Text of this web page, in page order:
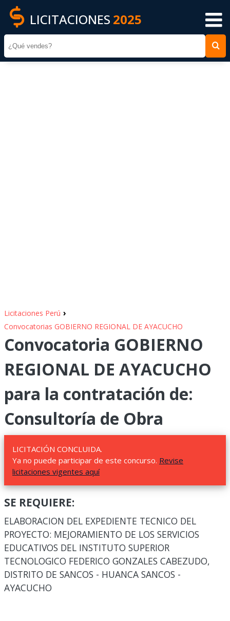
LICITACIONES 2025
Licitaciones Perú ›
Convocatorias GOBIERNO REGIONAL DE AYACUCHO
Convocatoria GOBIERNO
REGIONAL DE AYACUCHO
para la contratación de:
Consultoría de Obra
LICITACIÓN CONCLUIDA.
Ya no puede participar de este concurso. Revise
licitaciones vigentes aquí
SE REQUIERE:
ELABORACION DEL EXPEDIENTE TECNICO DEL
PROYECTO: MEJORAMIENTO DE LOS SERVICIOS
EDUCATIVOS DEL INSTITUTO SUPERIOR
TECNOLOGICO FEDERICO GONZALES CABEZUDO,
DISTRITO DE SANCOS - HUANCA SANCOS -
AYACUCHO